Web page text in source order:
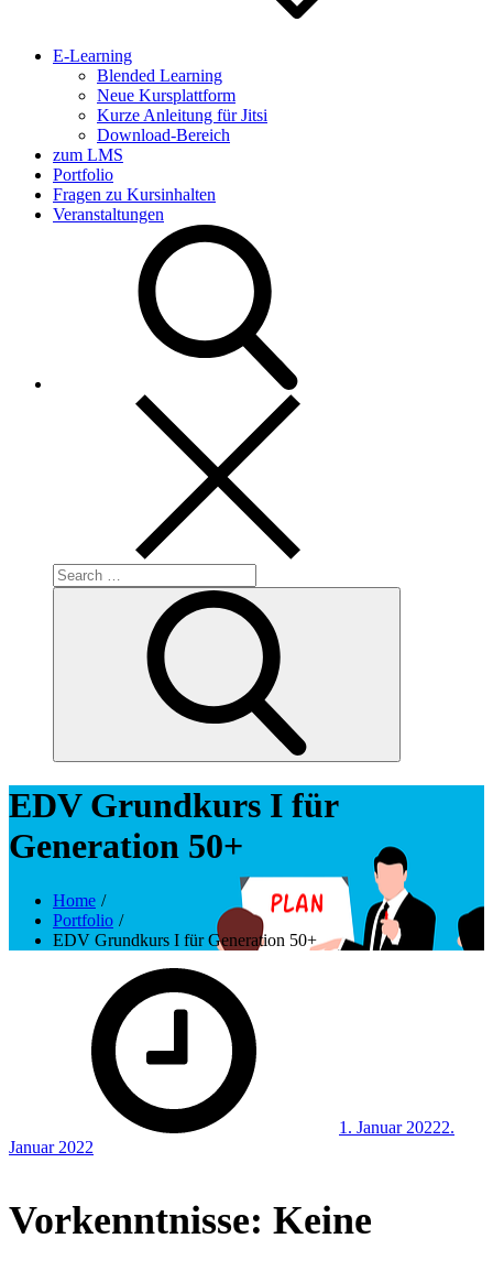
E-Learning
Blended Learning
Neue Kursplattform
Kurze Anleitung für Jitsi
Download-Bereich
zum LMS
Portfolio
Fragen zu Kursinhalten
Veranstaltungen
Search
for:
EDV Grundkurs I für
Generation 50+
Home
Portfolio
EDV Grundkurs I für Generation 50+
1. Januar 20222.
Januar 2022
Vorkenntnisse: Keine